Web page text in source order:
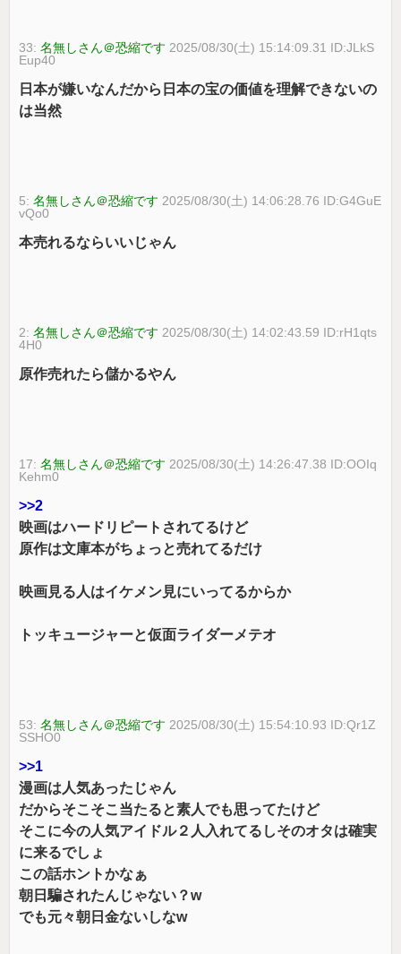
33:名無しさん＠恐縮です 2025/08/30(土) 15:14:09.31 ID:JLkS
Eup40
日本が嫌いなんだから日本の宝の価値を理解できないの
は当然
5:名無しさん＠恐縮です 2025/08/30(土) 14:06:28.76 ID:G4GuE
vQo0
本売れるならいいじゃん
2:名無しさん＠恐縮です 2025/08/30(土) 14:02:43.59 ID:rH1qts
4H0
原作売れたら儲かるやん
17:名無しさん＠恐縮です 2025/08/30(土) 14:26:47.38 ID:OOIq
Kehm0
>>2
映画はハードリピートされてるけど
原作は文庫本がちょっと売れてるだけ
映画見る人はイケメン見にいってるからか
トッキュージャーと仮面ライダーメテオ
53:名無しさん＠恐縮です 2025/08/30(土) 15:54:10.93 ID:Qr1Z
SSHO0
>>1
漫画は人気あったじゃん
だからそこそこ当たると素人でも思ってたけど
そこに今の人気アイドル２人入れてるしそのオタは確実
に来るでしょ
この話ホントかなぁ
朝日騙されたんじゃない？w
でも元々朝日金ないしなw